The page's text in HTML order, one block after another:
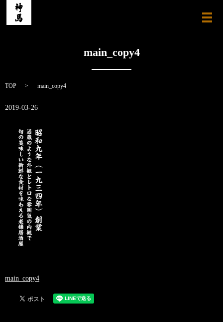
メ
main_copy4
TOP main_copy4
2019-03-26
main_copy4